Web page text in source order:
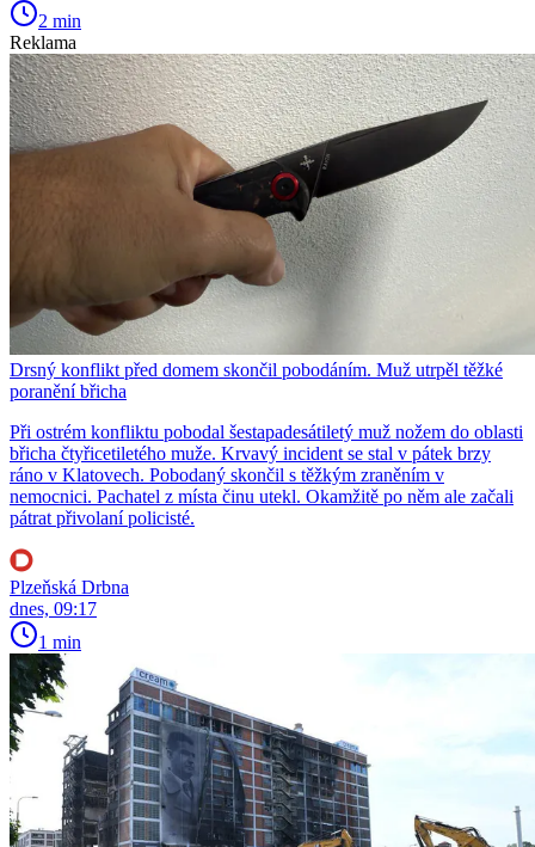
2 min
Reklama
Drsný konflikt před domem skončil pobodáním. Muž utrpěl těžké
poranění břicha
Při ostrém konfliktu pobodal šestapadesátiletý muž nožem do oblasti
břicha čtyřicetiletého muže. Krvavý incident se stal v pátek brzy
ráno v Klatovech. Pobodaný skončil s těžkým zraněním v
nemocnici. Pachatel z místa činu utekl. Okamžitě po něm ale začali
pátrat přivolaní policisté.
Plzeňská Drbna
dnes, 09:17
1 min